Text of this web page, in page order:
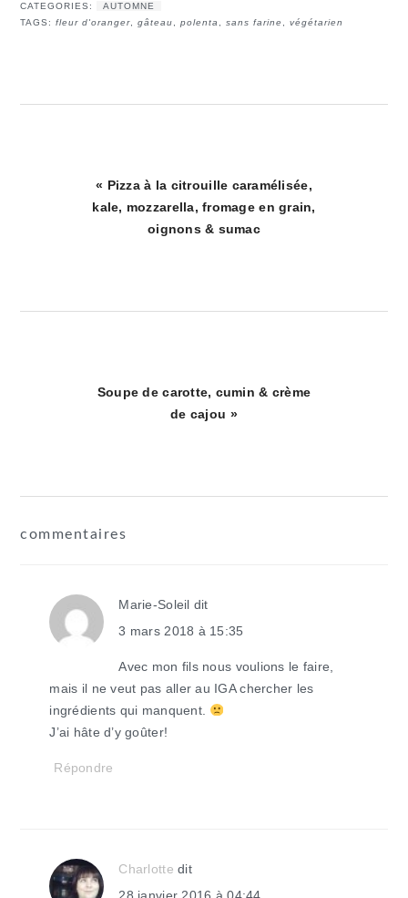
CATEGORIES:
AUTOMNE
TAGS:fleur d'oranger ,gâteau ,polenta ,sans farine ,végétarien
Article
précédent
« Pizza à la citrouille caramélisée,
kale, mozzarella, fromage en grain,
oignons & sumac
Article
Soupe de carotte, cumin & crème
de cajou »
lecteur
commentaires
Marie-Soleil dit
3 mars 2018 à 15:35
Avec mon fils nous voulions le faire,
mais il ne veut pas aller au IGA chercher les
ingrédients qui manquent.
J’ai hâte d’y goûter!
Répondre
Charlotte dit